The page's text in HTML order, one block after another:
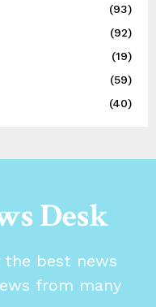
(93)
(92)
(19)
(59)
(40)
Desk
the best news
from many